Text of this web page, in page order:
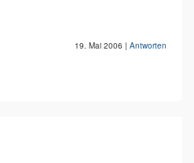
19. Mai 2006 | Antworten